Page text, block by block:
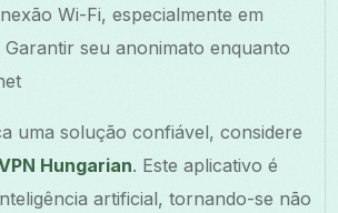
Wi-Fi, especialmente em
Garantir seu anonimato enquanto
uma solução confiável, considere
Hungarian. Este aplicativo é
artificial, tornando-se não